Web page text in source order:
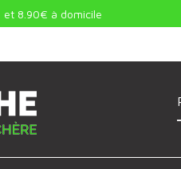
et 8.90€ à domicile